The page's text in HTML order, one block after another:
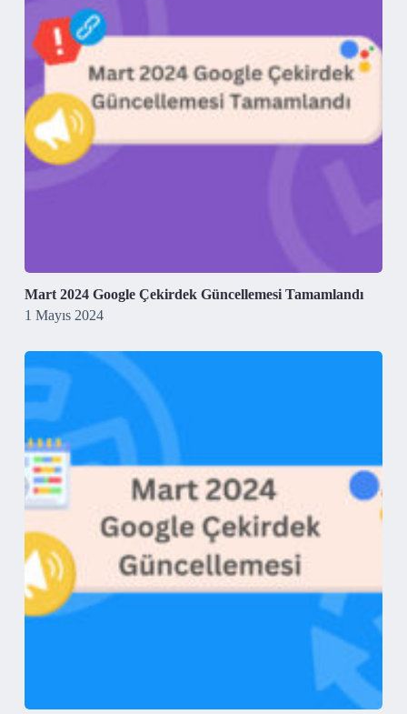
Mart 2024 Google Çekirdek Güncellemesi Tamamlandı
1 Mayıs 2024